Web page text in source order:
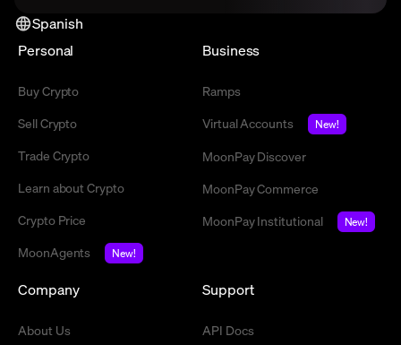
Spanish
Personal
Buy Crypto
Sell Crypto
Trade Crypto
Learn about Crypto
Crypto Price
MoonAgents
New!
Business
Ramps
Virtual Accounts
New!
MoonPay Discover
MoonPay Commerce
MoonPay Institutional
New!
Company
About Us
Support
API Docs